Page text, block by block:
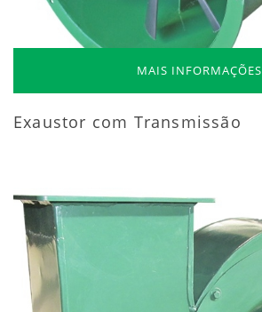
MAIS INFORMAÇÕES
Exaustor com Transmissão